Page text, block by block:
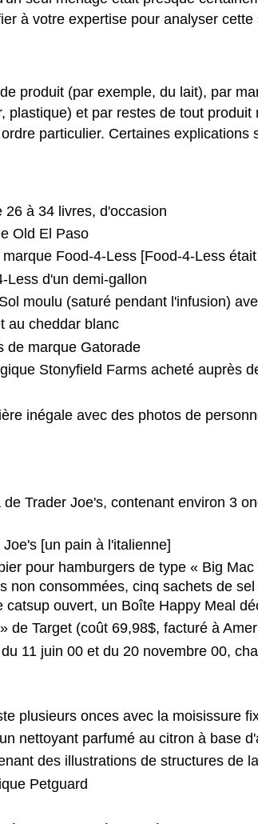
à votre expertise pour analyser cette
produit (par exemple, du lait), par
et par restes de tout
particulier. Certaines
à 34 livres, d'occasion
Old El Paso
Food-4-Less [Food-4-Less
Less d'un demi-gallon
moulu (saturé pendant l'infusion)
au cheddar blanc
de marque Gatorade
Stonyfield Farms acheté auprès
inégale avec des photos de
Trader Joe's, contenant environ 3
[un pain à l'italienne]
pour hamburgers de type « Big
consommées, cinq sachets de
ouvert, un Boîte Happy Meal
Target (coût 69,98$, facturé à
11 juin 00 et du 20 novembre 00,
plusieurs onces avec la moisissure
nettoyant parfumé au citron à base
des illustrations de structures de
Petguard